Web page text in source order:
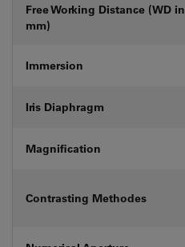
Free Working Distance (WD in
mm)
Immersion
Iris Diaphragm
Magnification
Contrasting Methodes